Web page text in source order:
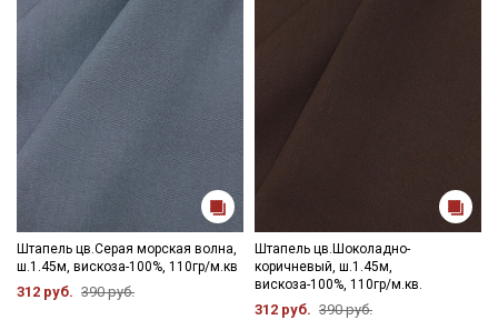
Штапель цв.Серая морская волна,
ш.1.45м, вискоза-100%, 110гр/м.кв
312 руб. 390 руб.
Штапель цв.Шоколадно-
коричневый, ш.1.45м,
вискоза-100%, 110гр/м.кв.
312 руб. 390 руб.